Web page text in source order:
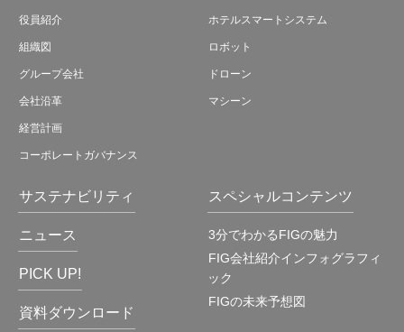
役員紹介
組織図
グループ会社
会社沿革
経営計画
コーポレートガバナンス
ホテルスマートシステム
ロボット
ドローン
マシーン
サステナビリティ
ニュース
PICK UP!
資料ダウンロード
スペシャルコンテンツ
3分でわかるFIGの魅力
FIG会社紹介インフォグラフィ
ック
FIGの未来予想図